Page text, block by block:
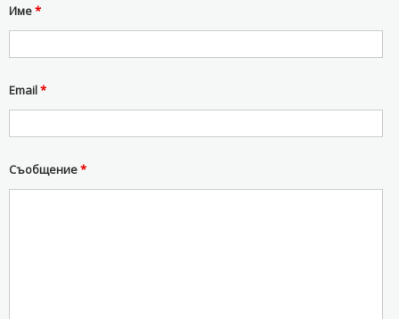
Име*
Email*
Съобщение*